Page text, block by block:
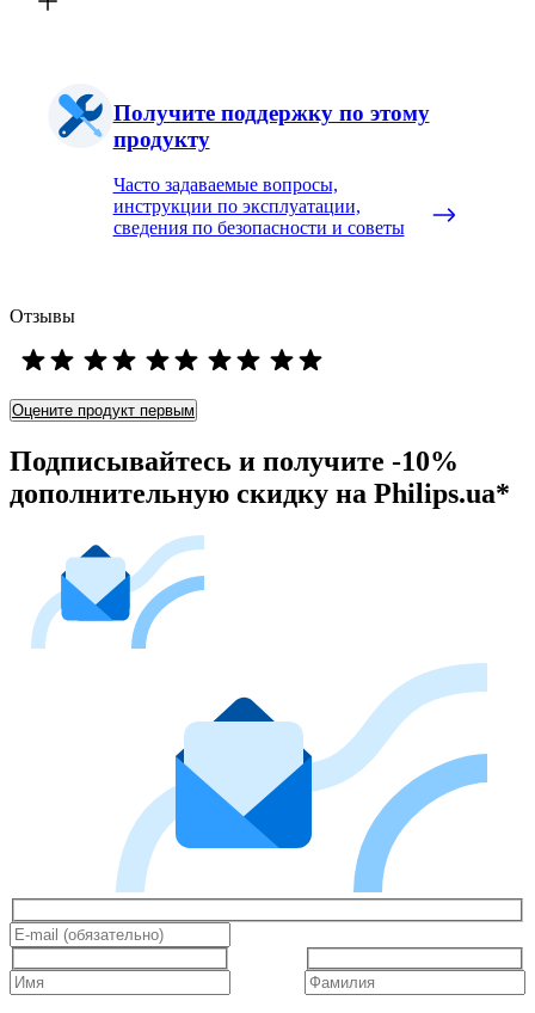
Получите поддержку по этому
продукту
Часто задаваемые вопросы,
инструкции по эксплуатации,
сведения по безопасности и советы
Отзывы
Оцените продукт первым
Подписывайтесь и получите -10%
дополнительную скидку на Philips.ua*